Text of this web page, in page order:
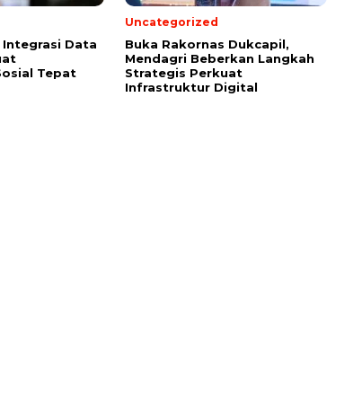
Data
Tepat
Uncategorized
Buka Rakornas Dukcapil,
Mendagri Beberkan Langkah
Strategis Perkuat
Infrastruktur Digital